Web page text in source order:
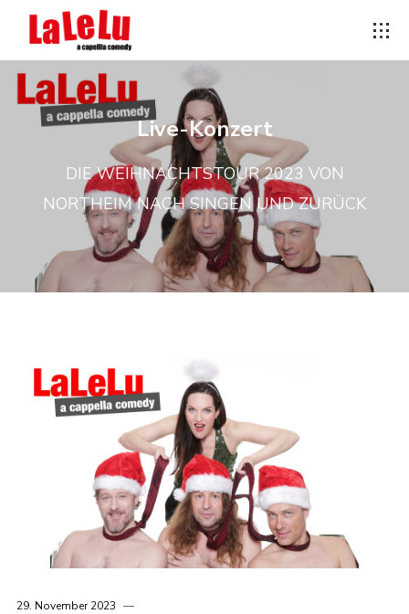
Live-Konzert
DIE WEIHNACHTSTOUR 2023 VON
NORTHEIM NACH SINGEN UND ZURÜCK
29. November 2023